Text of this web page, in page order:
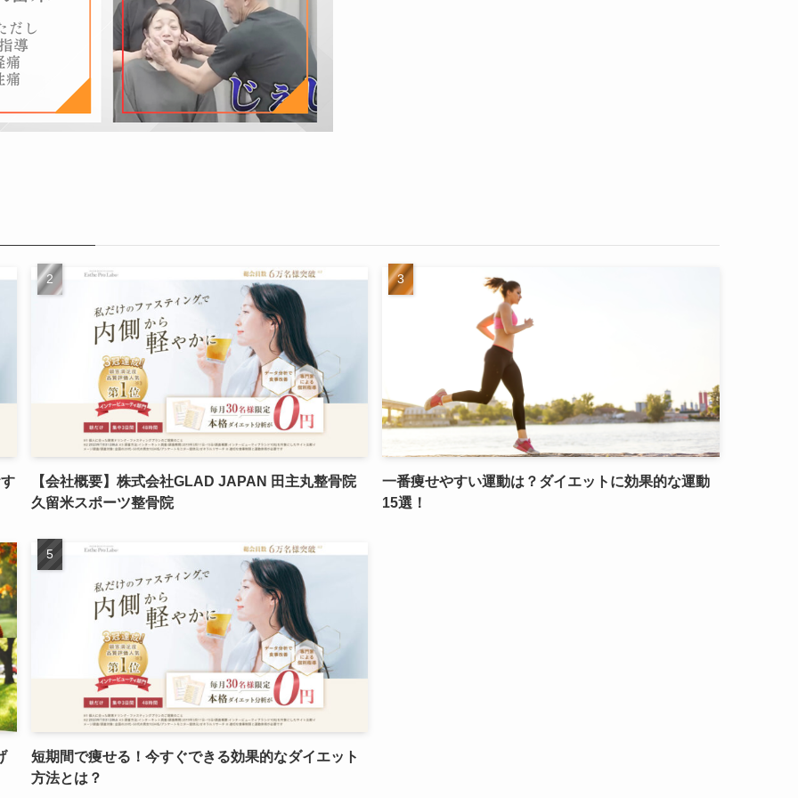
【会社概要】株式会社GLAD JAPAN 田主丸整骨院
久留米スポーツ整骨院
一番痩せやすい運動は？ダイエットに効果的な運動
15選！
短期間で痩せる！今すぐできる効果的なダイエット
方法とは？